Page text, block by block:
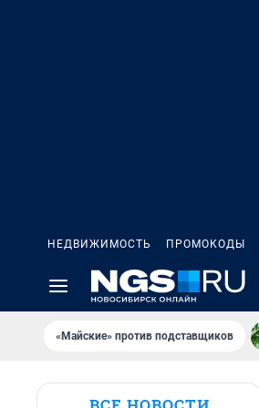
НЕДВИЖИМОСТЬ ПРОМОКОДЫ
«Майские» против подставщиков